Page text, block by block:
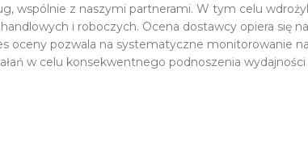
wspólnie z naszymi partnerami. W tym celu
i roboczych. Ocena dostawcy opiera się
oceny pozwala na systematyczne monitorowanie
w celu konsekwentnego podnoszenia